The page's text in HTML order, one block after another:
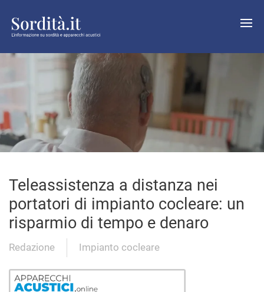
Teleassistenza a distanza nei
portatori di impianto cocleare: un
risparmio di tempo e denaro
Redazione Impianto cocleare